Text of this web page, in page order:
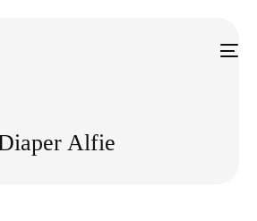
Alfie